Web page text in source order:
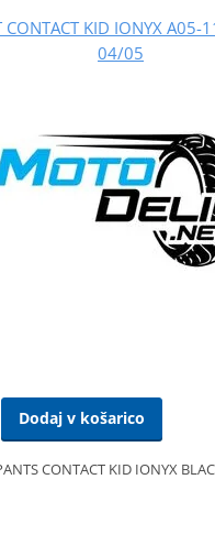
CONTACT KID IONYX A05-
04/05
Dodaj v košarico
CONTACT KID IONYX